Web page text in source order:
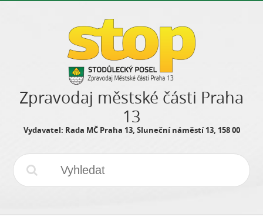
Zpravodaj městské části Praha
13
Vydavatel: Rada MČ Praha 13, Sluneční náměstí 13, 158 00